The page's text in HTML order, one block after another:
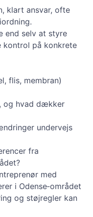
klart ansvar, ofte
end selv at styre
kontrol på konkrete
flis, membran)
og hvad dækker
undervejs
fra
med
i Odense‑området
og støjregler kan